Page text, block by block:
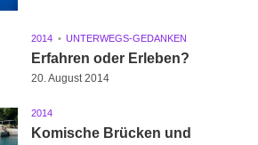
2014 UNTERWEGS-GEDANKEN
Erfahren oder Erleben?
20. August 2014
2014
Komische Brücken und